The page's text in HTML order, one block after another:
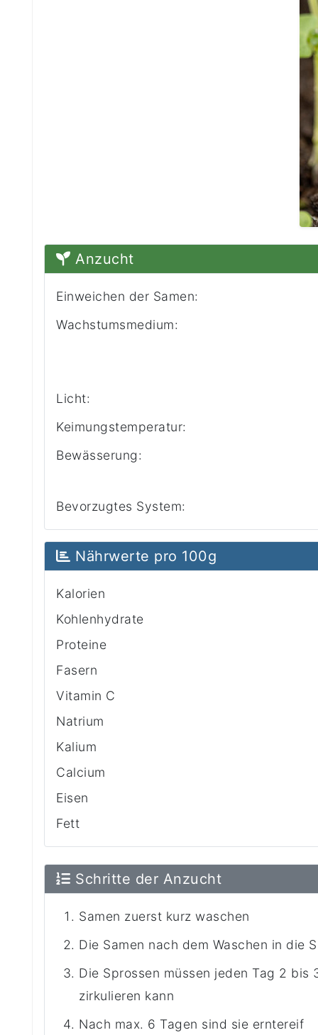
Anzucht
Einweichen der Samen:
Wachstumsmedium:
Licht:
Keimungstemperatur:
Bewässerung:
Bevorzugtes System:
Nährwerte pro 100g
Kalorien
Kohlenhydrate
Proteine
Fasern
Vitamin C
Natrium
Kalium
Calcium
Eisen
Fett
Schritte der Anzucht
Samen zuerst kurz waschen
Die Samen nach dem Waschen in die
Die Sprossen müssen jeden Tag 2
zirkulieren kann
Nach max. 6 Tagen sind sie erntereif